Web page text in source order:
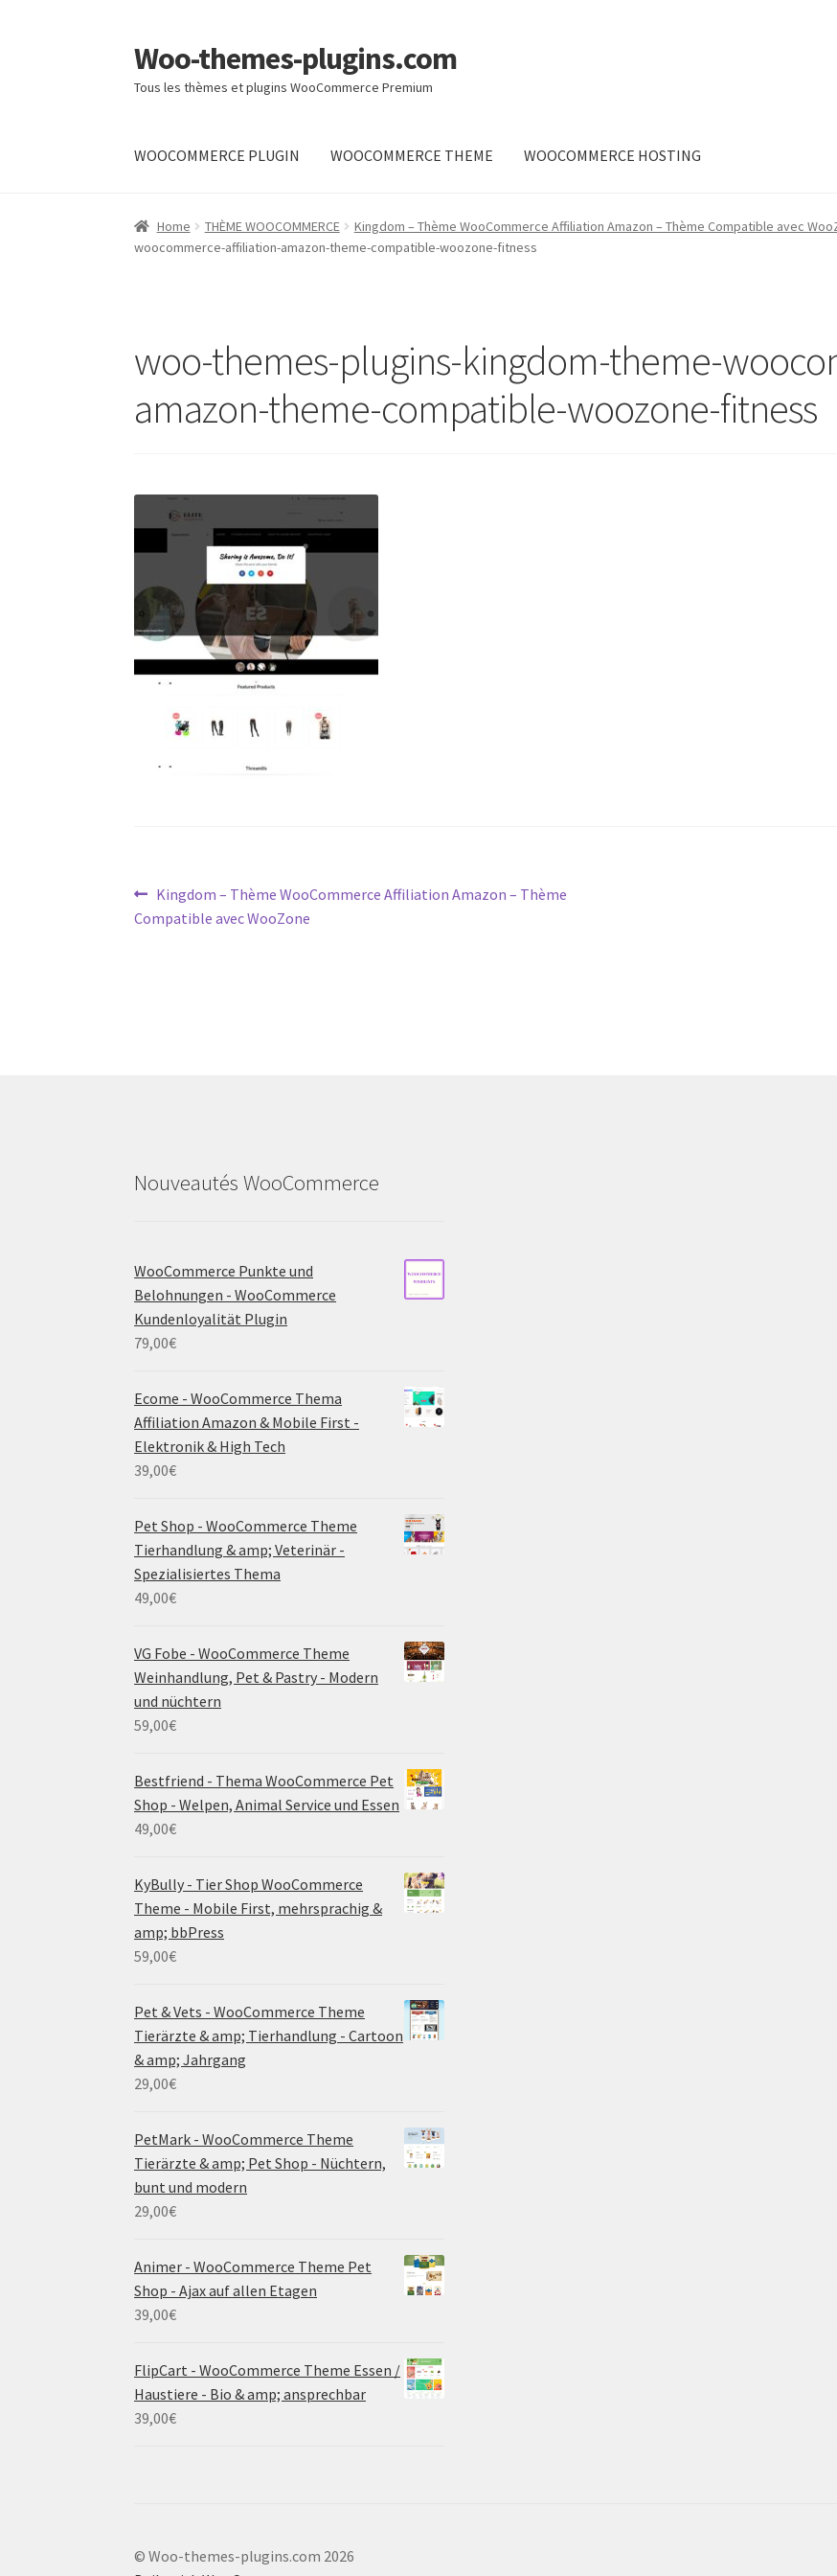
Skip
to
navigation
Skip
to
content
Woo-themes-plugins.com
Tous les thèmes et plugins WooCommerce Premium
WOOCOMMERCE PLUGIN WOOCOMMERCE THEME WOOCOMMERCE HOSTING
HomeHome THÈME WOOCOMMERCE Kingdom – Thème WooCommerce Affiliation Amazon – Thème Compatible avec
woocommerce-affiliation-amazon-theme-compatible-woozone-fitness
woo-themes-plugins-kingdom-theme-
amazon-theme-compatible-woozone-fitness
Post
navigation
Previous
post:
Kingdom – Thème WooCommerce Affiliation Amazon – Thème
Compatible avec WooZone
Nouveautés WooCommerce
WooCommerce Punkte und
Belohnungen - WooCommerce
Kundenloyalität Plugin
79,00€
Ecome - WooCommerce Thema
Affiliation Amazon & Mobile First -
Elektronik & High Tech
39,00€
Pet Shop - WooCommerce Theme
Tierhandlung & amp; Veterinär -
Spezialisiertes Thema
49,00€
VG Fobe - WooCommerce Theme
Weinhandlung, Pet & Pastry - Modern
und nüchtern
59,00€
Bestfriend - Thema WooCommerce Pet
Shop - Welpen, Animal Service und Essen
49,00€
KyBully - Tier Shop WooCommerce
Theme - Mobile First, mehrsprachig &
amp; bbPress
59,00€
Pet & Vets - WooCommerce Theme
Tierärzte & amp; Tierhandlung - Cartoon
& amp; Jahrgang
29,00€
PetMark - WooCommerce Theme
Tierärzte & amp; Pet Shop - Nüchtern,
bunt und modern
29,00€
Animer - WooCommerce Theme Pet
Shop - Ajax auf allen Etagen
39,00€
FlipCart - WooCommerce Theme Essen /
Haustiere - Bio & amp; ansprechbar
39,00€
© Woo-themes-plugins.com 2026